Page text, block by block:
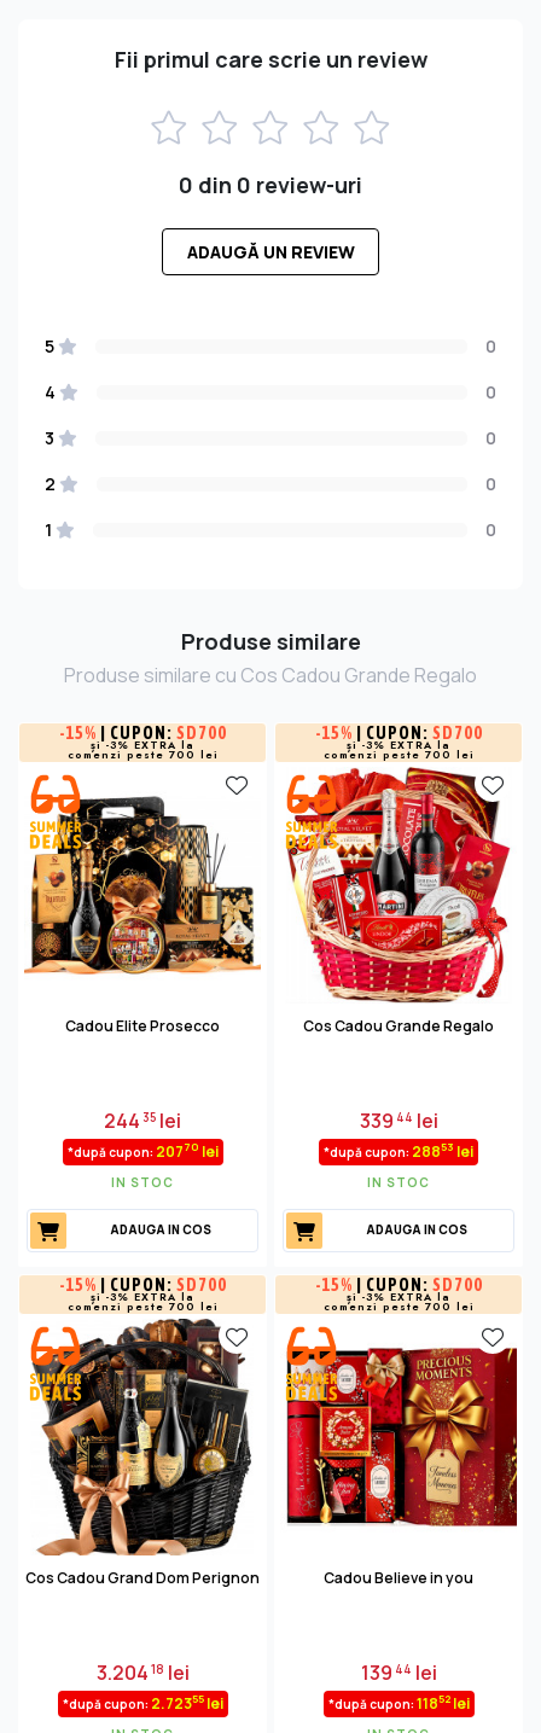
Fii primul care scrie un review
0 din 0 review-uri
ADAUGĂ UN REVIEW
5
0
4
0
3
0
2
0
1
0
Produse similare
Produse similare cu Cos Cadou Grande Regalo
-15% | CUPON: SD700
și -3% EXTRA la
comenzi peste 700 lei
Cadou Elite Prosecco
244 35 lei
*după cupon: 20770 lei
IN STOC
ADAUGA IN COS
-15% | CUPON: SD700
și -3% EXTRA la
comenzi peste 700 lei
Cos Cadou Grande Regalo
339 44 lei
*după cupon: 28853 lei
IN STOC
ADAUGA IN COS
-15% | CUPON: SD700
și -3% EXTRA la
comenzi peste 700 lei
Cos Cadou Grand Dom Perignon
3.20418 lei
*după cupon: 2.72355lei
-15% | CUPON: SD700
și -3% EXTRA la
comenzi peste 700 lei
Cadou Believe in you
139 44 lei
*după cupon: 11852lei